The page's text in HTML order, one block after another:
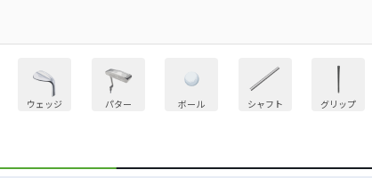
ウェッジ パター ボール シャフト グリップ